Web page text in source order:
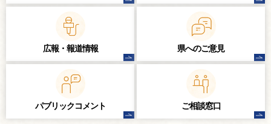
広報・報道情報 県へのご意見
パブリックコメント ご相談窓口